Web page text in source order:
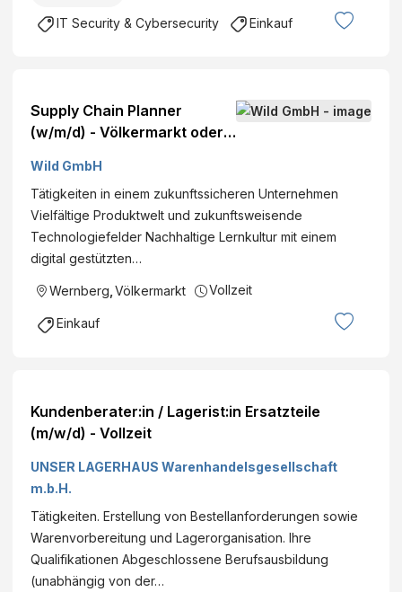
IT Security & Cybersecurity Einkauf
Supply Chain Planner
(w/m/d) - Völkermarkt oder
Wild GmbH
Tätigkeiten in einem zukunftssicheren Unternehmen
Vielfältige Produktwelt und zukunftsweisende
Technologiefelder Nachhaltige Lernkultur mit einem
digital gestützten…
Wernberg,Völkermarkt Vollzeit
Einkauf
Kundenberater:in / Lagerist:in Ersatzteile
(m/w/d) - Vollzeit
UNSER LAGERHAUS Warenhandelsgesellschaft
m.b.H.
Tätigkeiten. Erstellung von Bestellanforderungen sowie
Warenvorbereitung und Lagerorganisation. Ihre
Qualifikationen Abgeschlossene Berufsausbildung
(unabhängig von der…